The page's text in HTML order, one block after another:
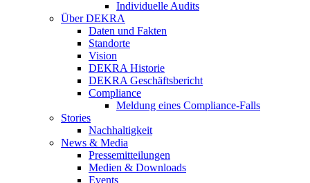
Individuelle Audits
Über DEKRA
Daten und Fakten
Standorte
Vision
DEKRA Historie
DEKRA Geschäftsbericht
Compliance
Meldung eines Compliance-Falls
Stories
Nachhaltigkeit
News & Media
Pressemitteilungen
Medien & Downloads
Events